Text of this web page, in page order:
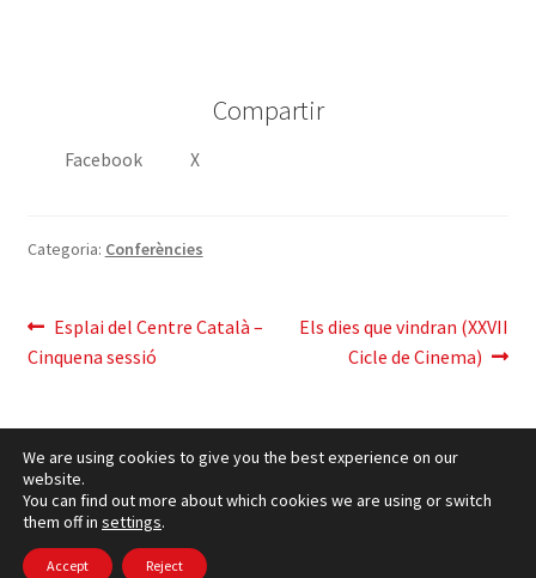
Compartir
Facebook X
Categoria: Conferències
Navegació
d'entrades
Entrada
anterior:
Esplai del Centre Català –
Cinquena sessió
Pròxima
entrada:
Els dies que vindran (XXVII
Cicle de Cinema)
Política de cookies
Política de privacitat
We are using cookies to give you the best experience on our
website.
You can find out more about which cookies we are using or switch
them off in settings.
Accept Reject